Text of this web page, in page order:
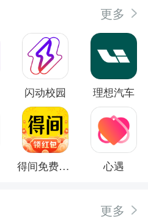
更多
闪动校园 理想汽车
得间免费小说 心遇
更多